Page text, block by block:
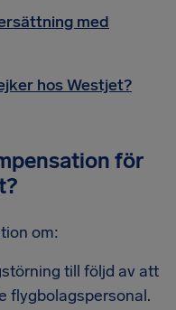
med
hos Westjet?
för
om:
till följd av att
flygbolagspersonal.